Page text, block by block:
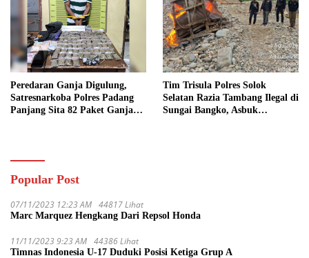
Peredaran Ganja Digulung,
Satresnarkoba Polres Padang
Panjang Sita 82 Paket Ganja
Tim Trisula Polres Solok
Selatan Razia Tambang Ilegal di
Sungai Bangko, Asbuk
Popular Post
07/11/2023 12:23 AM 44817 Lihat
Marc Marquez Hengkang Dari Repsol Honda
11/11/2023 9:23 AM 44386 Lihat
Timnas Indonesia U-17 Duduki Posisi Ketiga Grup A